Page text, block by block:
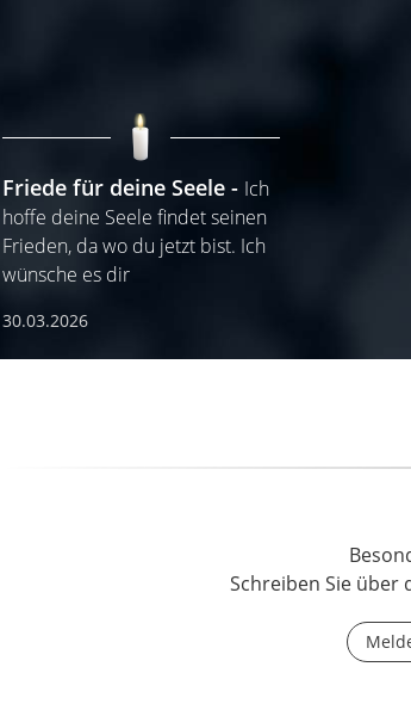
Friede für deine Seele
Ich
hoffe deine Seele findet seinen
Frieden, da wo du jetzt bist. Ich
wünsche es dir
30.03.2026
Schreiben Sie über